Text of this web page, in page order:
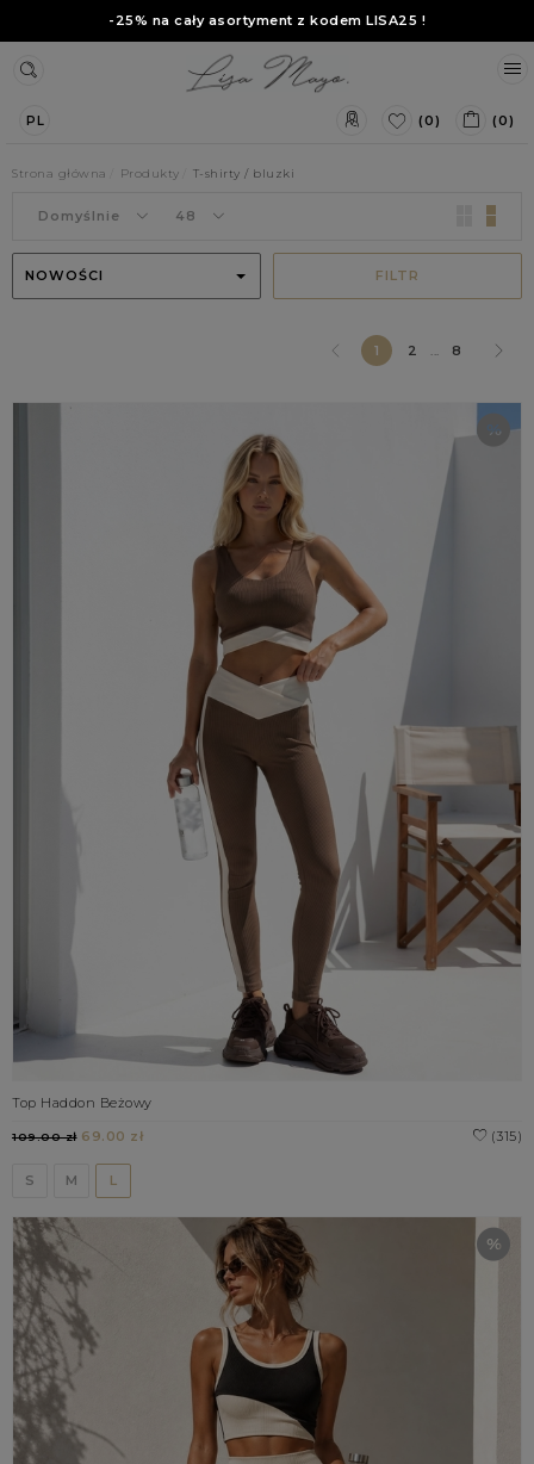
-25% na cały asortyment z kodem LISA25 !
PL (0) (0)
Strona główna Produkty T-shirty / bluzki
Domyślnie 48
NOWOŚCI FILTR
1 2 ... 8
Top Haddon Beżowy
(315)
109.00 zł69.00 zł
S M L